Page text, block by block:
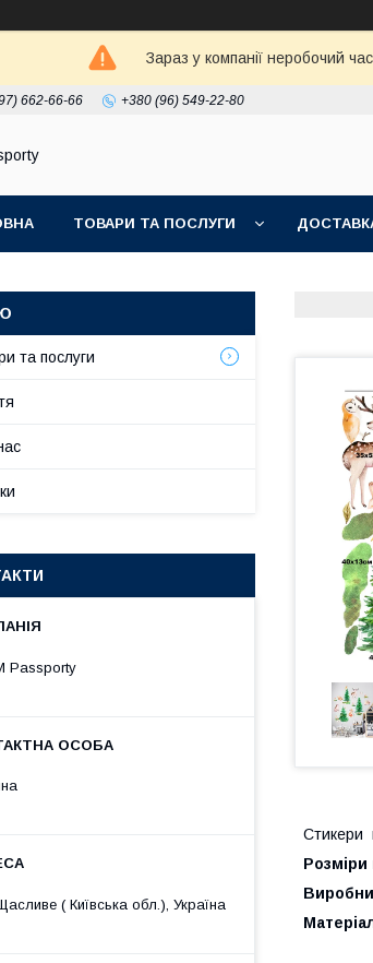
Зараз у компанії неробочий
662-66-66 +380 (96) 549-22-80
ТОВАРИ ТА ПОСЛУГИ
Стикери
Розміри
та послуги
Passporty
( Київська обл.), Україна